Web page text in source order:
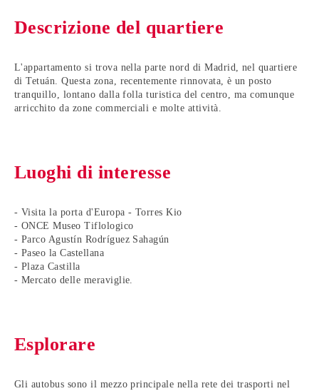
Descrizione del quartiere
L'appartamento si trova nella parte nord di Madrid, nel quartiere
di Tetuán. Questa zona, recentemente rinnovata, è un posto
tranquillo, lontano dalla folla turistica del centro, ma comunque
arricchito da zone commerciali e molte attività.
Luoghi di interesse
- Visita la porta d'Europa - Torres Kio
- ONCE Museo Tiflologico
- Parco Agustín Rodríguez Sahagún
- Paseo la Castellana
- Plaza Castilla
- Mercato delle meraviglie.
Esplorare
Gli autobus sono il mezzo principale nella rete dei trasporti nel